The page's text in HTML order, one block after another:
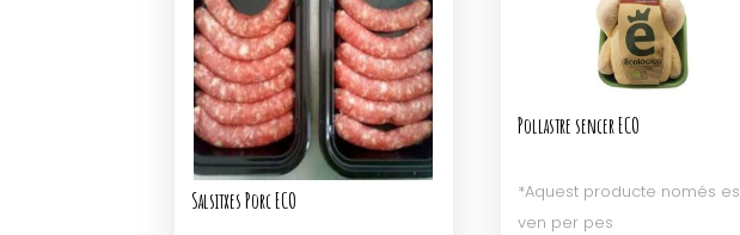
Salsitxes Porc ECO
Pollastre sencer ECO
*Aquest producte només es
ven per pes